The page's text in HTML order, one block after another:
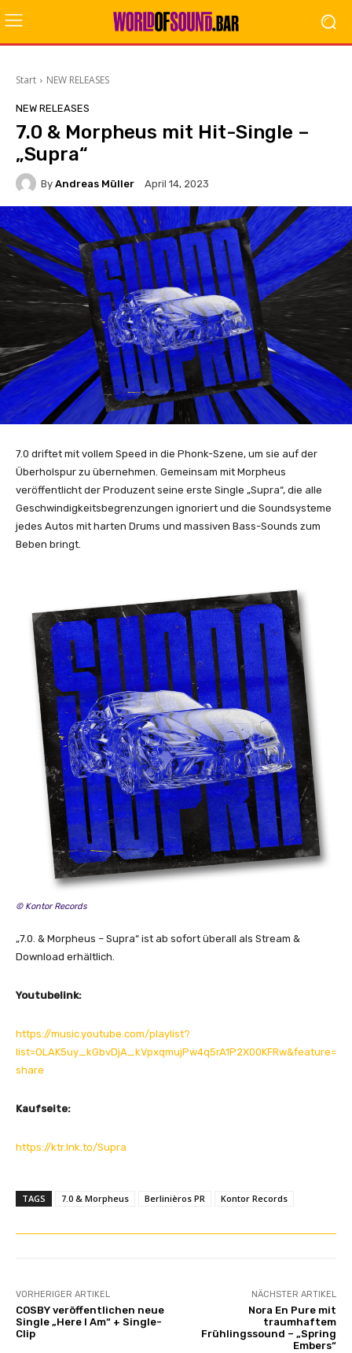
Start NEW RELEASES
NEW RELEASES
7.0 & Morpheus mit Hit-Single –
„Supra“
By Andreas Müller April 14, 2023
7.0 driftet mit vollem Speed in die Phonk-Szene, um sie auf der
Überholspur zu übernehmen. Gemeinsam mit Morpheus
veröffentlicht der Produzent seine erste Single „Supra“, die alle
Geschwindigkeitsbegrenzungen ignoriert und die Soundsysteme
jedes Autos mit harten Drums und massiven Bass-Sounds zum
Beben bringt.
© Kontor Records
„7.0. & Morpheus – Supra“ ist ab sofort überall als Stream &
Download erhältlich.
Youtubelink:
https://music.youtube.com/playlist?
list=OLAK5uy_kGbvDjA_kVpxqmujPw4q5rA1P2X00KFRw&feature=
share
Kaufseite:
https://ktr.lnk.to/Supra
TAGS 7.0 & Morpheus Berlinièros PR Kontor Records
VORHERIGER ARTIKEL
COSBY veröffentlichen neue
Single „Here I Am“ + Single-
Clip
NÄCHSTER ARTIKEL
Nora En Pure mit
traumhaftem
Frühlingssound – „Spring
Embers“